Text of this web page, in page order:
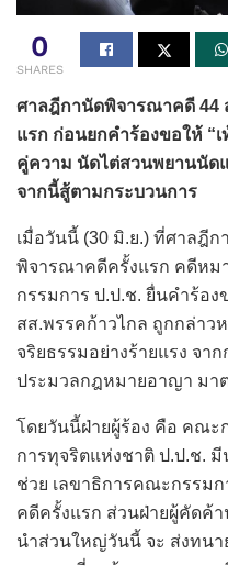
0
SHARES
ศาลฎีกานัดพิจารณาคดี 44
แรก ก่อนยกคำร้องขอให้ “
คู่ความ นัดไต่สวนพยานนัด
จากนี้สู้ตามกระบวนการ
เมื่อวันนี้ (30 มิ.ย.) ที่ศาลฎี
พิจารณาคดีครั้งแรก คดีหม
กรรมการ ป.ป.ช. ยื่นคำร้อ
สส.พรรคก้าวไกล ถูกกล่าว
จริยธรรมอย่างร้ายแรง จา
ประมวลกฎหมายอาญา มา
โดยวันนี้ฝ่ายผู้ร้อง คือ คณะ
การทุจริตแห่งชาติ ป.ป.ช.
ช่วย เลขาธิการคณะกรรม
คดีครั้งแรก ส่วนฝ่ายผู้คัดค้
นำส่วนใหญ่วันนี้ จะ ส่งทน